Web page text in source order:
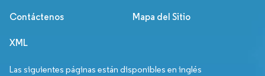
Contáctenos Mapa del Sitio
XML
Las siguientes páginas están disponibles en inglés